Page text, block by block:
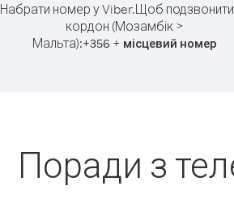
Набрати номер у Viber.Щоб
кордон (Мозамбік >
Мальта):+356 + місцевий номер
Поради з